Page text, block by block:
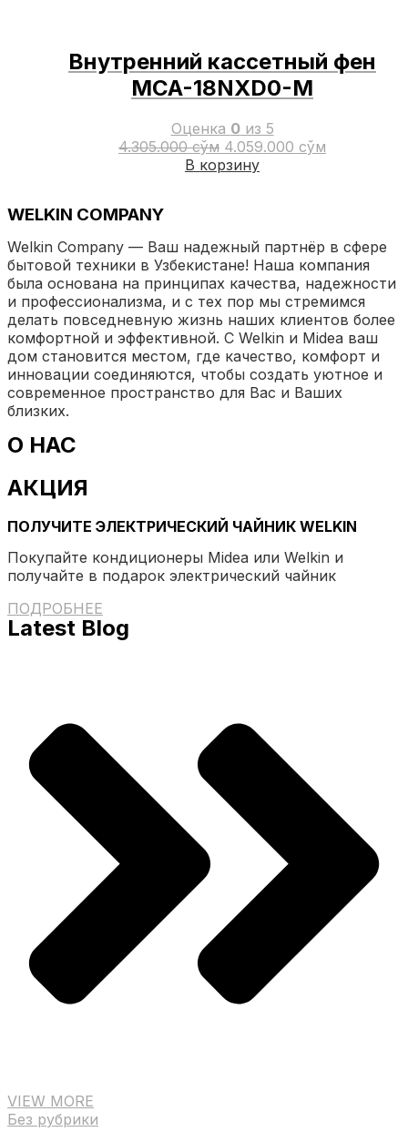
странице
товара.
Внутренний кассетный фен
MCA-18NXD0-M
Оценка 0из 5
4.305.000сўм Первоначальная
цена
4.059.000 сўм
В корзину
WELKIN COMPANY
Welkin Company — Ваш надежный партнёр в сфере
бытовой техники в Узбекистане! Наша компания
была основана на принципах качества, надежности
и профессионализма, и с тех пор мы стремимся
делать повседневную жизнь наших клиентов более
комфортной и эффективной. С Welkin и Midea ваш
дом становится местом, где качество, комфорт и
инновации соединяются, чтобы создать уютное и
современное пространство для Вас и Ваших
близких.
О НАС
АКЦИЯ
ПОЛУЧИТЕ ЭЛЕКТРИЧЕСКИЙ ЧАЙНИК WELKIN
Покупайте кондиционеры Midea или Welkin и
получайте в подарок электрический чайник
ПОДРОБНЕЕ
Latest Blog
VIEW MORE
Без рубрики